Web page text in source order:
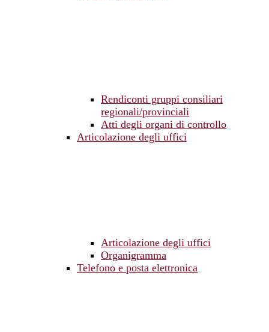
Rendiconti gruppi consiliari
regionali/provinciali
Atti degli organi di controllo
Articolazione degli uffici
Articolazione degli uffici
Organigramma
Telefono e posta elettronica